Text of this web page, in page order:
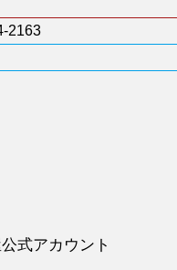
2163
式アカウント